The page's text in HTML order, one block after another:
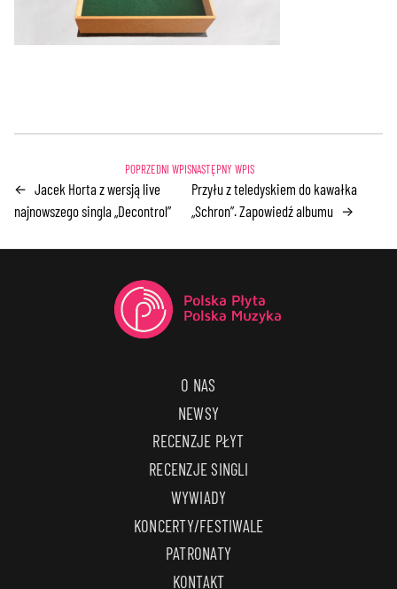
← Jacek Horta z wersją live
najnowszego singla „Decontrol”
Przyłu z teledyskiem do kawałka
„Schron”. Zapowiedź albumu →
O NAS
NEWSY
RECENZJE PŁYT
RECENZJE SINGLI
WYWIADY
KONCERTY/FESTIWALE
PATRONATY
KONTAKT